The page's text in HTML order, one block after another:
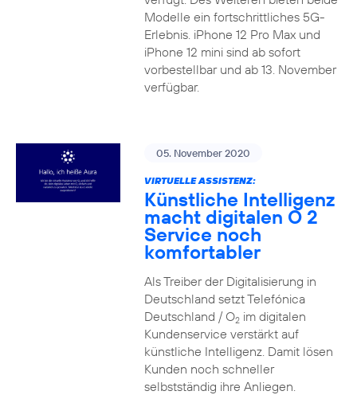
Modelle ein fortschrittliches 5G-
Erlebnis. iPhone 12 Pro Max und
iPhone 12 mini sind ab sofort
vorbestellbar und ab 13. November
verfügbar.
05. November 2020
VIRTUELLE ASSISTENZ:
Künstliche Intelligenz
macht digitalen O 2
Service noch
komfortabler
Als Treiber der Digitalisierung in
Deutschland setzt Telefónica
Deutschland / O2im digitalen
Kundenservice verstärkt auf
künstliche Intelligenz. Damit lösen
Kunden noch schneller
selbstständig ihre Anliegen.